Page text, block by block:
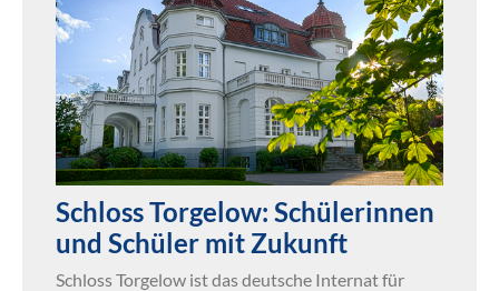
Schloss Torgelow: Schülerinnen
und Schüler mit Zukunft
Schloss Torgelow ist das deutsche Internat für